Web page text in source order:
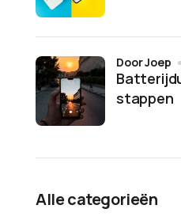
stappen
door Joep
Alle categorieën